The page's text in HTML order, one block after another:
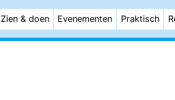
Zien & doen Evenementen Praktisch